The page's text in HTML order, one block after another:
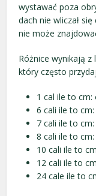
wystawać poza
dach nie wliczał
nie może
Różnice wynikają
który często
1 cal ile to cm:
6 cali ile to
7 cali ile to
8 cali ile to
10 cali ile to
12 cali ile to
24 cale ile to